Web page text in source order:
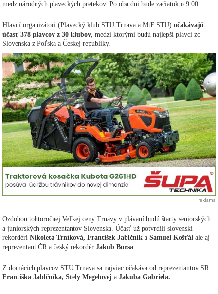
medzinárodných plaveckých pretekov. Po oba dni bude začiatok o 9:00.
Hlavní organizátori (Plavecký klub STU Trnava a MtF STU) očakávajú
účasť 378 plavcov z 30 klubov, medzi ktorými budú najlepší plavci zo
Slovenska z Poľska a Českej republiky.
reklama
Ozdobou tohtoročnej Veľkej ceny Trnavy v plávaní budú štarty seniorských
a juniorských reprezentantov Slovenska. Účasť už potvrdili slovenskí
rekordéri Nikoleta Trníková, František Jablčník a Samuel Košťál ale aj
reprezentant ČR a český rekordér Jakub Bursa.
Z domácich plavcov STU Trnava sa najviac očakáva od reprezentantov SR
Františka Jablčníka, Stely Megelovej a Jakuba Gabriela.